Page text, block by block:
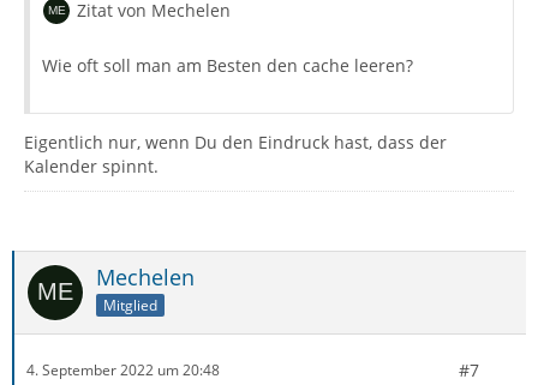
Zitat von Mechelen
Wie oft soll man am Besten den cache leeren?
Eigentlich nur, wenn Du den Eindruck hast, dass der
Kalender spinnt.
Mechelen
Mitglied
4. September 2022 um 20:48 #7